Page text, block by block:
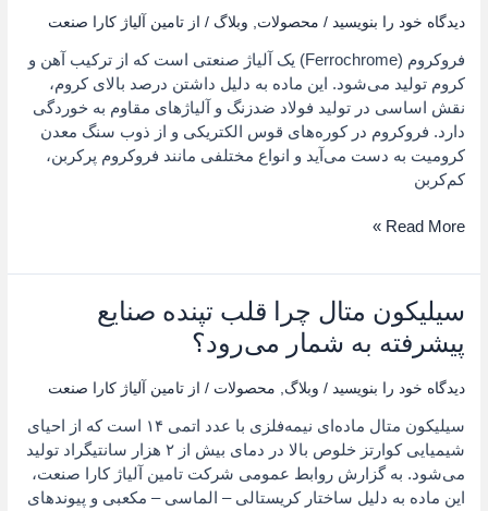
دیدگاه‌ خود را بنویسید / محصولات, وبلاگ / از تامین آلیاژ کارا صنعت
فروکروم (Ferrochrome) یک آلیاژ صنعتی است که از ترکیب آهن و
کروم تولید می‌شود. این ماده به دلیل داشتن درصد بالای کروم،
نقش اساسی در تولید فولاد ضدزنگ و آلیاژهای مقاوم به خوردگی
دارد. فروکروم در کوره‌های قوس الکتریکی و از ذوب سنگ معدن
کرومیت به دست می‌آید و انواع مختلفی مانند فروکروم پرکربن،
کم‌کربن
فروکروم؛
خواص
و
کاربردهای
صنعتی
Read More »
سیلیکون متال چرا قلب تپنده صنایع
پیشرفته به شمار می‌رود؟
دیدگاه‌ خود را بنویسید / وبلاگ, محصولات / از تامین آلیاژ کارا صنعت
سیلیکون متال ماده‌ای نیمه‌فلزی با عدد اتمی ۱۴ است که از احیای
شیمیایی کوارتز خلوص بالا در دمای بیش از ۲ هزار سانتیگراد تولید
می‌شود. به گزارش روابط عمومی شرکت تامین آلیاژ کارا صنعت،
این ماده به ‌دلیل ساختار کریستالی – الماسی – مکعبی و پیوندهای
سیلیکون
چرا
قلب
صنایع
پیشرفته
به
شمار